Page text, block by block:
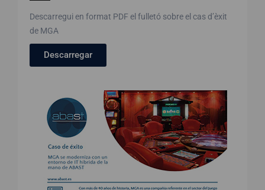
Descarregui en format PDF el fulletó sobre el cas d’èxit
de MGA
Descarregar